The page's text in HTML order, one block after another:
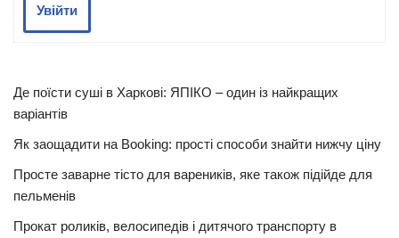
Увійти
Де поїсти суші в Харкові: ЯПІКО – один із найкращих
варіантів
Як заощадити на Booking: прості способи знайти нижчу ціну
Просте заварне тісто для вареників, яке також підійде для
пельменів
Прокат роликів, велосипедів і дитячого транспорту в